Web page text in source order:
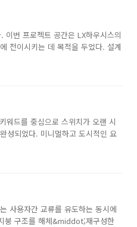
번 프로젝트 공간은 LX하우시스의
전이시키는 데 목적을 두었다. 설계
워드를 중심으로 스위치가 오랜 시
성되었다. 미니멀하고 도시적인 요
...
사용자간 교류를 유도하는 동시에
붕 구조를 해체&middot;재구성한